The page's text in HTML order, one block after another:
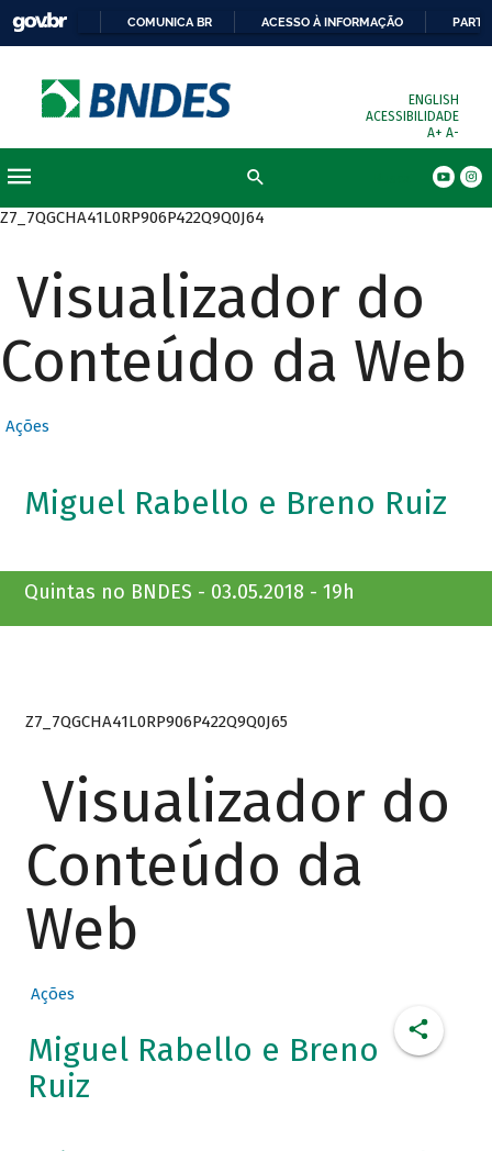
COMUNICA BR ACESSO À INFORMAÇÃO
ENGLISH
ACESSIBILIDADE
A+ A-
Z7_7QGCHA41L0RP906P422Q9Q0J64
Visualizador do
Conteúdo da Web
Ações
Miguel Rabello e Breno Ruiz
Quintas no BNDES - 03.05.2018 - 19h
Z7_7QGCHA41L0RP906P422Q9Q0J65
Visualizador do
Conteúdo da
Web
Ações
Miguel Rabello e Breno
Ruiz